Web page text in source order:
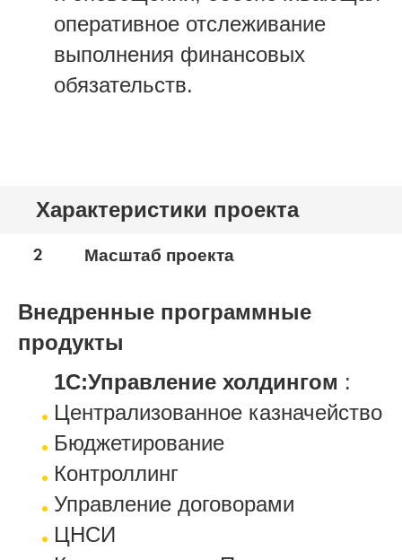
оперативное отслеживание
выполнения финансовых
обязательств.
Характеристики проекта
2 Масштаб проекта
Внедренные программные
продукты
1С:Управление холдингом :
Централизованное казначейство
Бюджетирование
Контроллинг
Управление договорами
ЦНСИ